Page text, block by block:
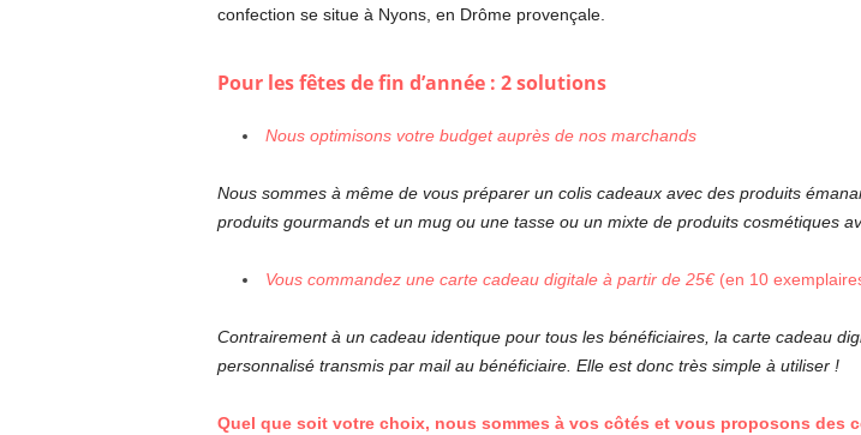
confection se situe à Nyons, en Drôme provençale.
Pour les fêtes de fin d’année : 2 solutions
Nous optimisons votre budget auprès de nos marchands
Nous sommes à même de vous préparer un colis cadeaux avec des produits
produits gourmands et un mug ou une tasse ou un mixte de produits cosmétiques
Vous commandez une carte cadeau digitale à partir de 25€(en 10
Contrairement à un cadeau identique pour tous les bénéficiaires, la carte cadeau
personnalisé transmis par mail au bénéficiaire. Elle est donc très simple à utiliser !
Quel que soit votre choix, nous sommes à vos côtés et vous proposons des